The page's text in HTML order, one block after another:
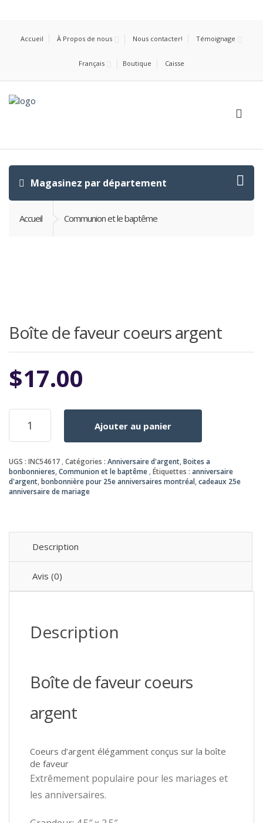
Accueil À Propos de nous Nous contacter! Témoignage
Français Boutique Caisse
Magasinez par département
Accueil Communion et le baptême
Boîte de faveur coeurs argent
$17.00
quantité
Boîte
faveur
coeurs
argent
Ajouter au panier
UGS : INC54617 Catégories : Anniversaire d'argent,Boites a
bonbonnieres,Communion et le baptême Étiquettes : anniversaire
d'argent,bonbonnière pour 25e anniversaires montréal,cadeaux 25e
anniversaire de mariage
Description
Avis (0)
Description
Boîte de faveur coeurs
argent
Coeurs d’argent élégamment conçus sur la boîte
de faveur
Extrêmement populaire pour les mariages et
les anniversaires.